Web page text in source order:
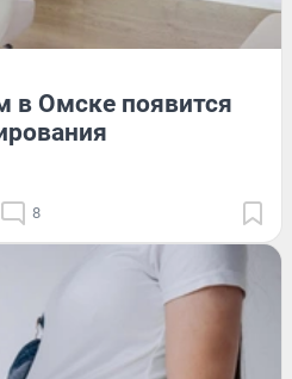
Омске появится
8